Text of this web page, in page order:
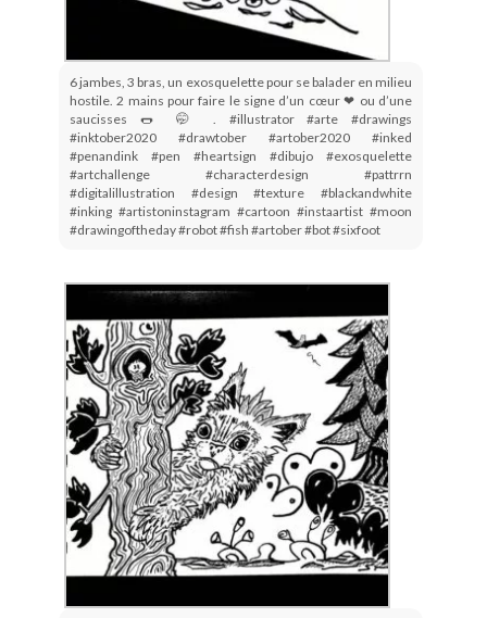
6 jambes, 3 bras, un exosquelette pour se balader en milieu
hostile. 2 mains pour faire le signe d’un cœur ❤ ou d’une
saucisses 🌭 🤭 . #illustrator #arte #drawings
#inktober2020 #drawtober #artober2020 #inked
#penandink #pen #heartsign #dibujo #exosquelette
#artchallenge #characterdesign #pattrrn
#digitalillustration #design #texture #blackandwhite
#inking #artistoninstagram #cartoon #instaartist #moon
#drawingoftheday #robot #fish #artober #bot #sixfoot